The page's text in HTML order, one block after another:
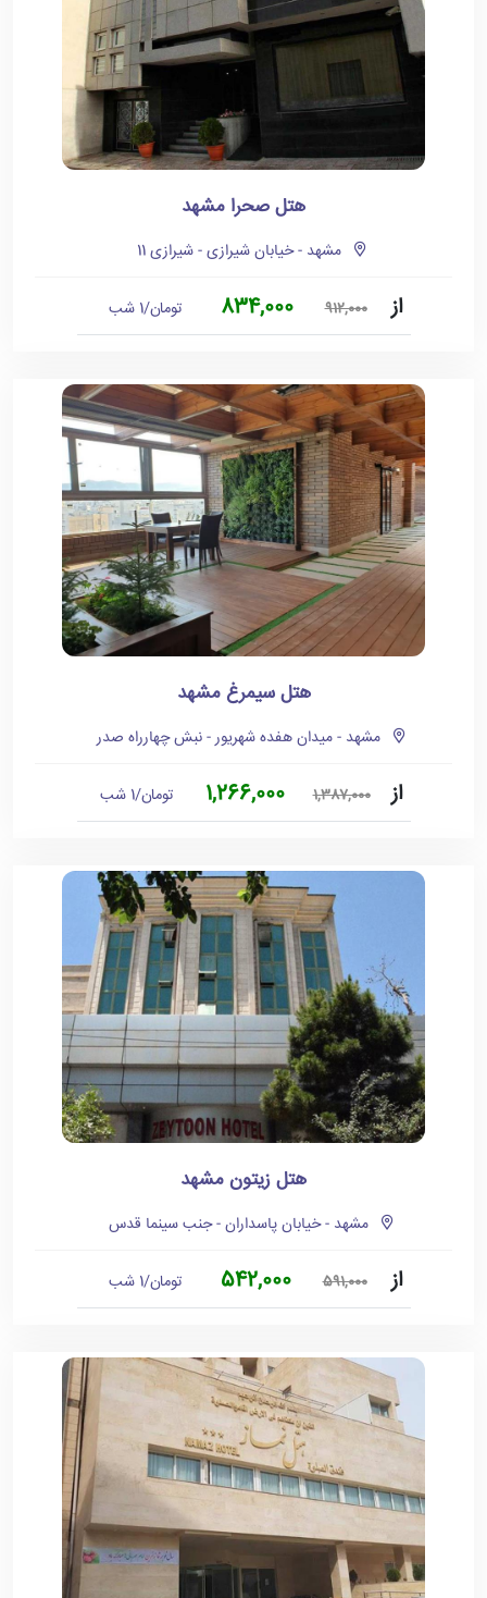
هتل صحرا مشهد
مشهد - خیابان شیرازی - شیرازی 11
از 912,000
834,000 تومان/1 شب
هتل سیمرغ مشهد
مشهد - میدان هفده شهریور - نبش چهارراه صدر
از 1,387,000
1,266,000 تومان/1 شب
هتل زیتون مشهد
مشهد - خیابان پاسداران - جنب سینما قدس
از 591,000
542,000 تومان/1 شب